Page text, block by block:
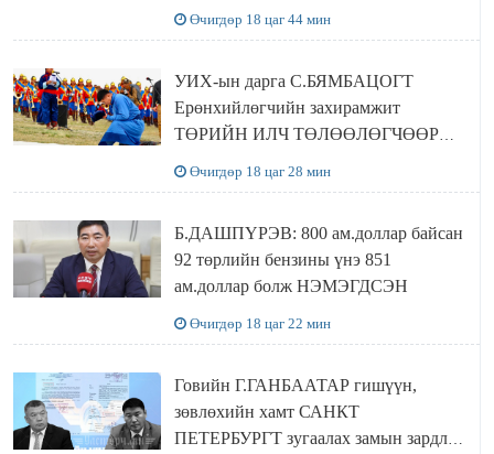
Өчигдөр 18 цаг 44 мин
УИХ-ын дарга С.БЯМБАЦОГТ
Ерөнхийлөгчийн захирамжит
ТӨРИЙН ИЛЧ ТӨЛӨӨЛӨГЧӨӨР
Өчигдөр 18 цаг 28 мин
Б.ДАШПҮРЭВ: 800 ам.доллар байсан
92 төрлийн бензины үнэ 851
ам.доллар болж НЭМЭГДСЭН
Өчигдөр 18 цаг 22 мин
Говийн Г.ГАНБААТАР гишүүн,
зөвлөхийн хамт САНКТ
ПЕТЕРБУРГТ зугаалах замын зардлаа